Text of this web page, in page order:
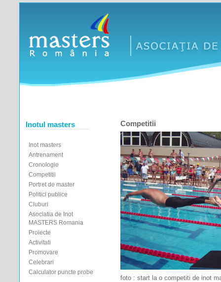
Inotul masters
Inot masters
Antrenament
Cronologie
Competitii
Portret de master
Politici publice
Cluburi
Asociatia de Inot
MASTERS Romania
Proiecte
Activitati
Promovare
Celebrari
Calculator puncte probe
Competitii
foto : start la o competiti de inot